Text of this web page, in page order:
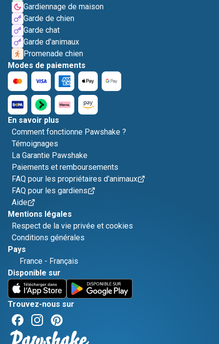
Gardiennage de maison
Garde de chien
Garde chat
Garde d'animaux
Promenade chien
Modes de paiements
En savoir plus
Comment fonctionne Pawshake ?
Témoignages
La Garantie Pawshake
Paiements et remboursements
FAQ pour les propriétaires d'animaux
FAQ pour les gardiens
Aide
Mentions légales
Respect de la vie privée et cookies
Conditions générales
Pays
France - Français
Disponible sur
Trouvez-nous sur